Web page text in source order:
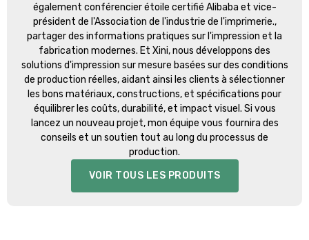
également conférencier étoile certifié Alibaba et vice-
président de l'Association de l'industrie de l'imprimerie.,
partager des informations pratiques sur l'impression et la
fabrication modernes. Et Xini, nous développons des
solutions d'impression sur mesure basées sur des conditions
de production réelles, aidant ainsi les clients à sélectionner
les bons matériaux, constructions, et spécifications pour
équilibrer les coûts, durabilité, et impact visuel. Si vous
lancez un nouveau projet, mon équipe vous fournira des
conseils et un soutien tout au long du processus de
production.
VOIR TOUS LES PRODUITS